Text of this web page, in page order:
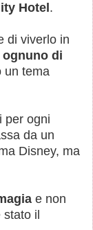
Hotel .
di viverlo in
di
un tema
per ogni
da un
Disney, ma
e non
il